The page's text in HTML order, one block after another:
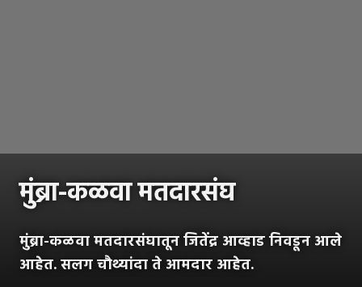
मुंब्रा-कळवा मतदारसंघ
मुंब्रा-कळवा मतदारसंघातून जितेंद्र आव्हाड निवडून आले
आहेत. सलग चौथ्यांदा ते आमदार आहेत.